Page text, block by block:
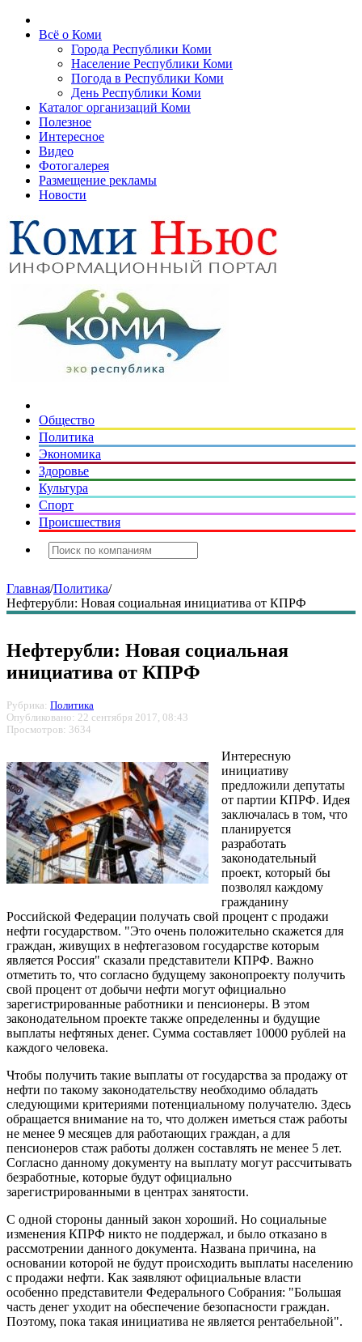
Всё о Коми
Города Республики Коми
Население Республики Коми
Погода в Республики Коми
День Республики Коми
Каталог организаций Коми
Полезное
Интересное
Видео
Фотогалерея
Размещение рекламы
Новости
Общество
Политика
Экономика
Здоровье
Культура
Спорт
Происшествия
Главная/Политика/
Нефтерубли: Новая социальная инициатива от КПРФ
Нефтерубли: Новая социальная
инициатива от КПРФ
Рубрика: Политика
Опубликовано: 22 сентября 2017, 08:43
Просмотров: 3634
Интересную
инициативу
предложили депутаты
от партии КПРФ. Идея
заключалась в том, что
планируется
разработать
законодательный
проект, который бы
позволял каждому
гражданину
Российской Федерации получать свой процент с продажи
нефти государством. "Это очень положительно скажется для
граждан, живущих в нефтегазовом государстве которым
является Россия" сказали представители КПРФ. Важно
отметить то, что согласно будущему законопроекту получить
свой процент от добычи нефти могут официально
зарегистрированные работники и пенсионеры. В этом
законодательном проекте также определенны и будущие
выплаты нефтяных денег. Сумма составляет 10000 рублей на
каждого человека.
Чтобы получить такие выплаты от государства за продажу от
нефти по такому законодательству необходимо обладать
следующими критериями потенциальному получателю. Здесь
обращается внимание на то, что должен иметься стаж работы
не менее 9 месяцев для работающих граждан, а для
пенсионеров стаж работы должен составлять не менее 5 лет.
Согласно данному документу на выплату могут рассчитывать
безработные, которые будут официально
зарегистрированными в центрах занятости.
С одной стороны данный закон хороший. Но социальные
изменения КПРФ никто не поддержал, и было отказано в
рассмотрении данного документа. Названа причина, на
основании которой не будут происходить выплаты населению
с продажи нефти. Как заявляют официальные власти
особенно представители Федерального Собрания: "Большая
часть денег уходит на обеспечение безопасности граждан.
Поэтому, пока такая инициатива не является рентабельной".